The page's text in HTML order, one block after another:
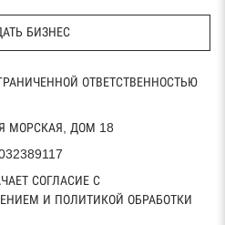
БИЗНЕС
ОТВЕТСТВЕННОСТЬЮ
МОРСКАЯ, ДОМ 18
СОГЛАСИЕ С
И ПОЛИТИКОЙ ОБРАБОТКИ